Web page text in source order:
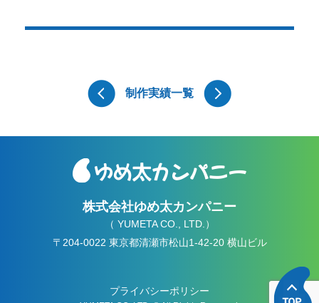
制作実績一覧
株式会社ゆめ太カンパニー
（ YUMETA CO., LTD.）
〒204-0022 東京都清瀬市松山1-42-20 横山ビル
プライバシーポリシー